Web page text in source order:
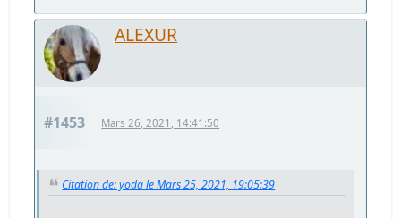
ALEXUR
#1453 Mars 26, 2021, 14:41:50
Citation de: yoda le Mars 25, 2021, 19:05:39